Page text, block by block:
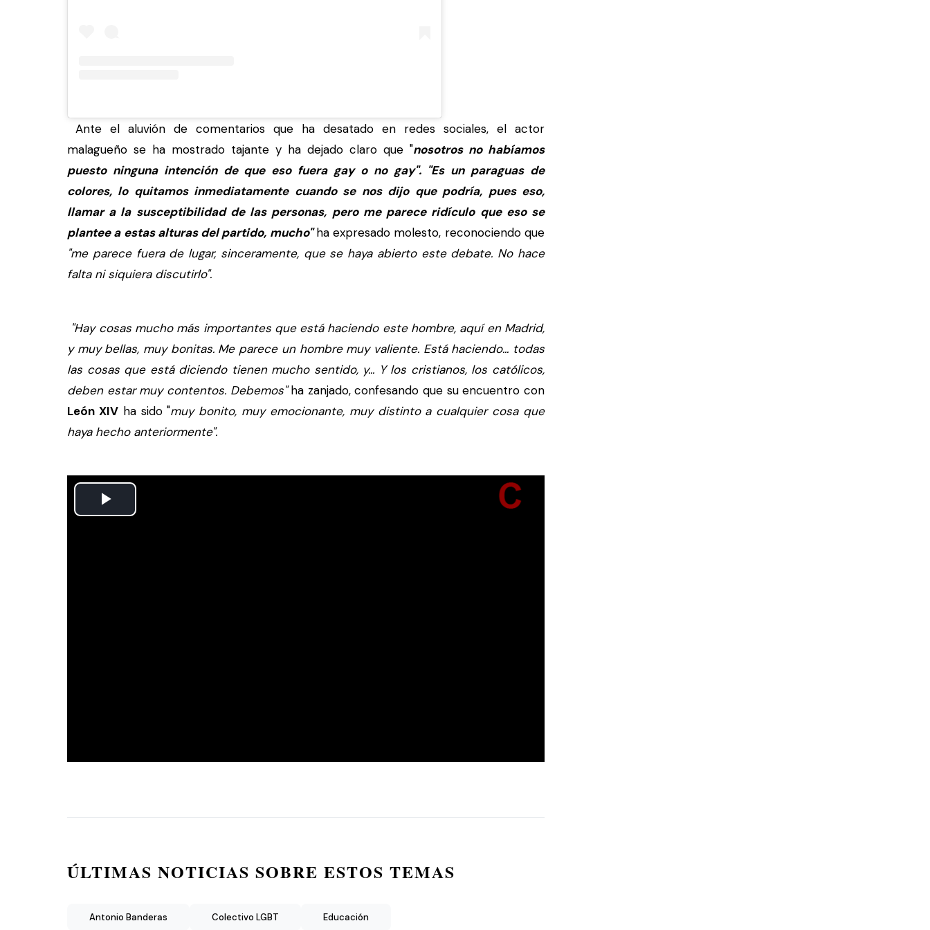
Ante el aluvión de comentarios que ha desatado en redes sociales, el actor
malagueño se ha mostrado tajante y ha dejado claro que "nosotros no habíamos
puesto ninguna intención de que eso fuera gay o no gay". "Es un paraguas de
colores, lo quitamos inmediatamente cuando se nos dijo que podría, pues eso,
llamar a la susceptibilidad de las personas, pero me parece ridículo que eso se
plantee a estas alturas del partido, mucho"ha expresado molesto, reconociendo que
"me parece fuera de lugar, sinceramente, que se haya abierto este debate. No hace
falta ni siquiera discutirlo".
"Hay cosas mucho más importantes que está haciendo este hombre, aquí en Madrid,
y muy bellas, muy bonitas. Me parece un hombre muy valiente. Está haciendo... todas
las cosas que está diciendo tienen mucho sentido, y... Y los cristianos, los católicos,
deben estar muy contentos. Debemos"ha zanjado, confesando que su encuentro con
León XIVha sido "muy bonito, muy emocionante, muy distinto a cualquier cosa que
haya hecho anteriormente".
ÚLTIMAS NOTICIAS SOBRE ESTOS TEMAS
Antonio Banderas Colectivo LGBT Educación